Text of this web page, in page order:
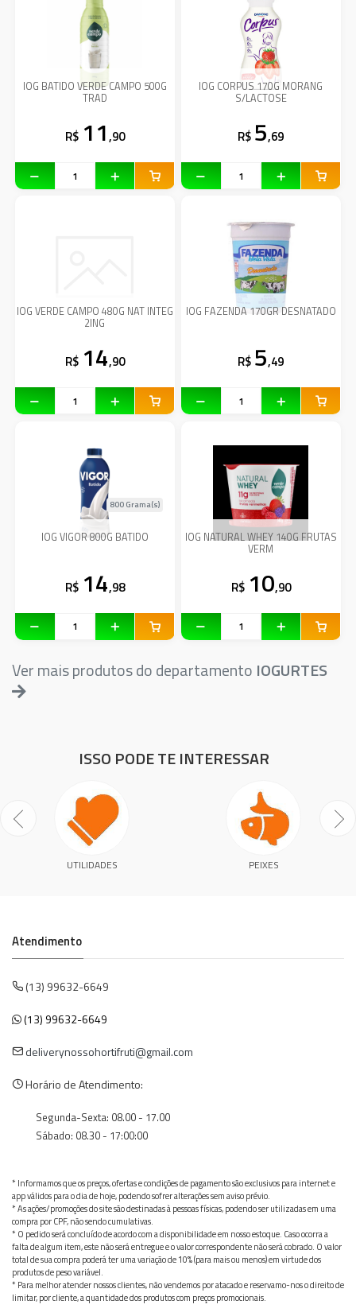
IOG BATIDO VERDE CAMPO 500G
TRAD
R$ 11,90
IOG CORPUS 170G MORANG
S/LACTOSE
R$ 5,69
IOG VERDE CAMPO 480G NAT INTEG
2ING
R$ 14,90
IOG FAZENDA 170GR DESNATADO
R$ 5,49
IOG VIGOR 800G BATIDO
800 Grama(s)
R$ 14,98
IOG NATURAL WHEY 140G FRUTAS
VERM
R$ 10,90
Ver mais produtos do departamento IOGURTES
ISSO PODE TE INTERESSAR
UTILIDADES PEIXES
Atendimento
(13) 99632-6649
(13) 99632-6649
deliverynossohortifruti@gmail.com
Horário de Atendimento:
Segunda-Sexta: 08.00 - 17.00
Sábado: 08.30 - 17:00:00
* Informamos que os preços, ofertas e condições de pagamento são exclusivos para internet e
app válidos para o dia de hoje, podendo sofrer alterações sem aviso prévio.
* As ações/promoções do site são destinadas à pessoas físicas, podendo ser utilizadas em uma
compra por CPF, não sendo cumulativas.
* O pedido será concluído de acordo com a disponibilidade em nosso estoque. Caso ocorra a
falta de algum item, este não será entregue e o valor correspondente não será cobrado. O valor
total de sua compra poderá ter uma variação de 10% (para mais ou menos) em virtude dos
produtos de peso variável.
* Para melhor atender nossos clientes, não vendemos por atacado e reservamo-nos o direito de
limitar, por cliente, a quantidade dos produtos com preços promocionais.